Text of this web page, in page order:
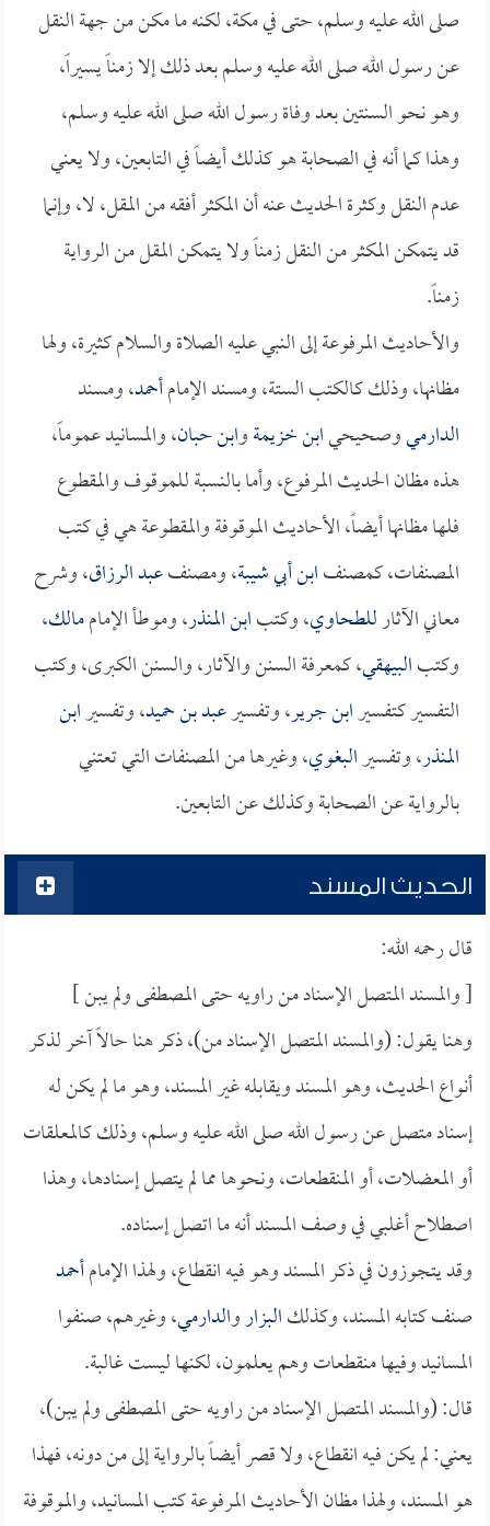
صلى الله عليه وسلم، حتى في مكة، لكنه ما مكن من جهة النقل
عن رسول الله صلى الله عليه وسلم بعد ذلك إلا زمناً يسيراً،
وهو نحو السنتين بعد وفاة رسول الله صلى الله عليه وسلم،
وهذا كما أنه في الصحابة هو كذلك أيضاً في التابعين، ولا يعني
عدم النقل وكثرة الحديث عنه أن المكثر أفقه من المقل، لا، وإنما
قد يتمكن المكثر من النقل زمناً ولا يتمكن المقل من الرواية
زمناً.
والأحاديث المرفوعة إلى النبي عليه الصلاة والسلام كثيرة، ولها
مظانها، وذلك كالكتب الستة، ومسند الإمامأحمد، ومسند
الدارميوصحيحيابن خزيمةوابن حبان، والمسانيد عموماً،
هذه مظان الحديث المرفوع، وأما بالنسبة للموقوف والمقطوع
فلها مظانها أيضاً، الأحاديث الموقوفة والمقطوعة هي في كتب
المصنفات، كمصنفابن أبي شيبة، ومصنفعبد الرزاق، وشرح
معاني الآثارللطحاوي، وكتبابن المنذر، وموطأ الإماممالك،
وكتبالبيهقي، كمعرفة السنن والآثار، والسنن الكبرى، وكتب
التفسير كتفسيرابن جرير، وتفسيرعبد بن حميد، وتفسيرابن
المنذر، وتفسيرالبغوي، وغيرها من المصنفات التي تعتني
بالرواية عن الصحابة وكذلك عن التابعين.
الحديث المسند
قال رحمه الله:
[ والمسند المتصل الإسناد من راويه حتى المصطفى ولم يبن ]
وهنا يقول: (والمسند المتصل الإسناد من)، ذكر هنا حالاً آخر لذكر
أنواع الحديث، وهو المسند ويقابله غير المسند، وهو ما لم يكن له
إسناد متصل عن رسول الله صلى الله عليه وسلم، وذلك كالمعلقات
أو المعضلات، أو المنقطعات، ونحوها مما لم يتصل إسنادها، وهذا
اصطلاح أغلبي في وصف المسند أنه ما اتصل إسناده.
وقد يتجوزون في ذكر المسند وهو فيه انقطاع، ولهذا الإمامأحمد
صنف كتابه المسند، وكذلكالبزاروالدارمي، وغيرهم، صنفوا
المسانيد وفيها منقطعات وهم يعلمون، لكنها ليست غالبة.
قال: (والمسند المتصل الإسناد من راويه حتى المصطفى ولم يبن)،
يعني: لم يكن فيه انقطاع، ولا قصر أيضاً بالرواية إلى من دونه، فهذا
هو المسند، ولهذا مظان الأحاديث المرفوعة كتب المسانيد، والموقوفة